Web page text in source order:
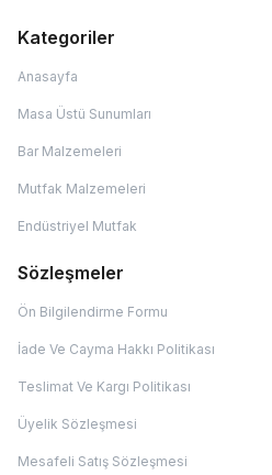
Kategoriler
Anasayfa
Masa Üstü Sunumları
Bar Malzemeleri
Mutfak Malzemeleri
Endüstriyel Mutfak
Sözleşmeler
Ön Bilgilendirme Formu
İade Ve Cayma Hakkı Politikası
Teslimat Ve Kargı Politikası
Üyelik Sözleşmesi
Mesafeli Satış Sözleşmesi